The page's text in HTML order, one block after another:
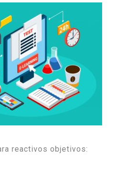
reactivos objetivos: